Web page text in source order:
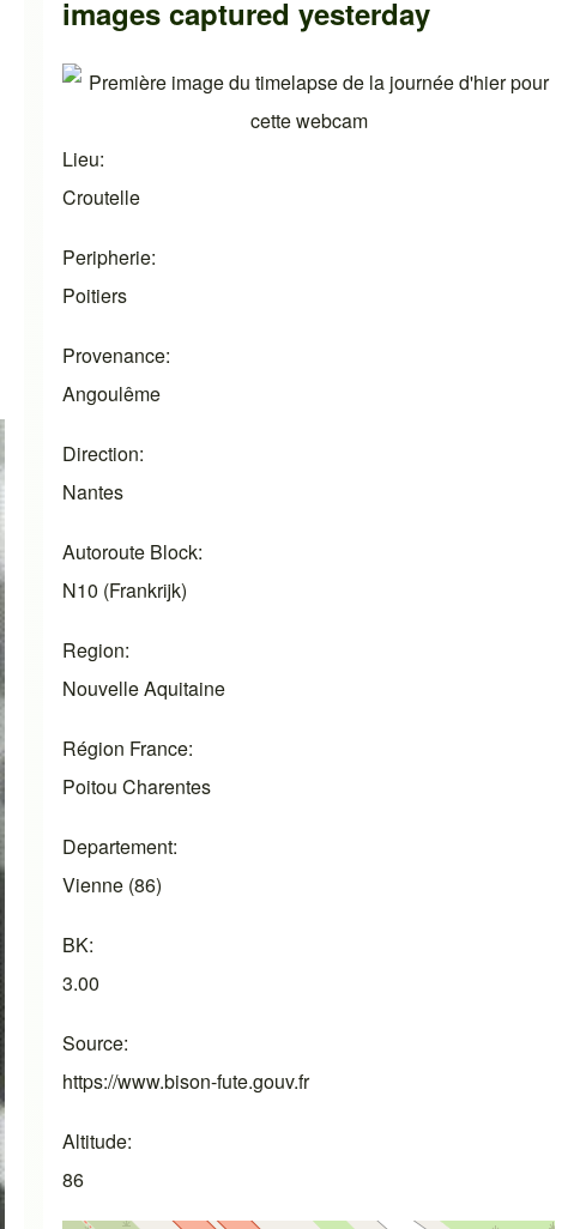
images captured yesterday
Lieu
Croutelle
Peripherie
Poitiers
Provenance
Angoulême
Direction
Nantes
Autoroute Block
N10 (Frankrijk)
Region
Nouvelle Aquitaine
Région France
Poitou Charentes
Departement
Vienne (86)
BK
3.00
Source
https://www.bison-fute.gouv.fr
Altitude
86